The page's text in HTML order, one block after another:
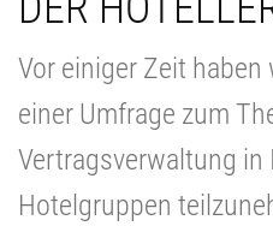
Vor einiger Zeit haben
einer Umfrage zum
Vertragsverwaltung
Hotelgruppen